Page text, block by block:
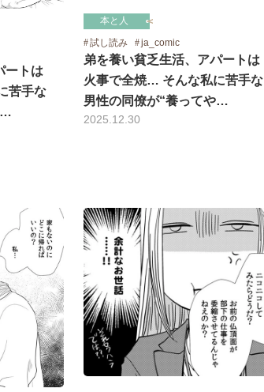
ートは
苦手な
…
本と人
試し読み
ja_comic
弟を養い貧乏生活、アパートは
火事で全焼… そんな私に苦手な
男性の同僚が“養ってや…
2025.12.30